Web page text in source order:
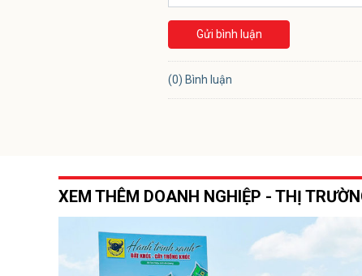
Gửi bình luận
(0) Bình luận
XEM THÊM DOANH NGHIỆP - THỊ